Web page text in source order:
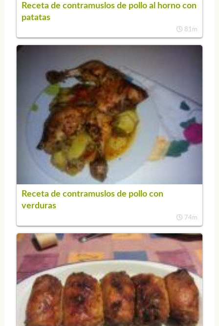
Receta de contramuslos de pollo al horno con
patatas
81m
Receta de contramuslos de pollo con
verduras
74m